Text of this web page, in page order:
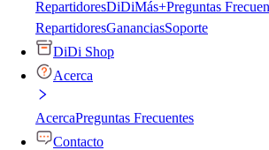
RepartidoresDiDiMás+Preguntas
RepartidoresGananciasSoporte
DiDi Shop
Acerca
AcercaPreguntas Frecuentes
Contacto